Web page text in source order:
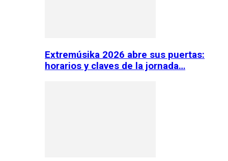
Extremúsika 2026 abre sus puertas:
horarios y claves de la jornada…